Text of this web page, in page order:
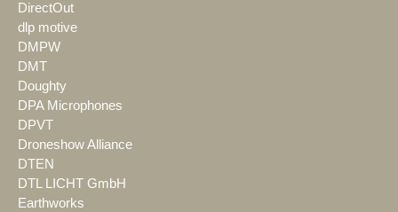
DirectOut
dlp motive
DMPW
DMT
Doughty
DPA Microphones
DPVT
Droneshow Alliance
DTEN
DTL LICHT GmbH
Earthworks